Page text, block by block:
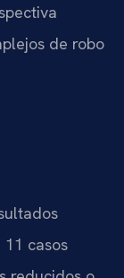
de robo
casos